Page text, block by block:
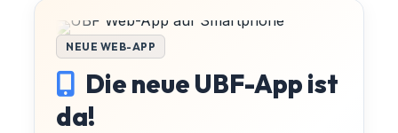
NEUE WEB-APP
Die neue UBF-App ist
da!
MACH MIT!
Finsterwalde aktiv